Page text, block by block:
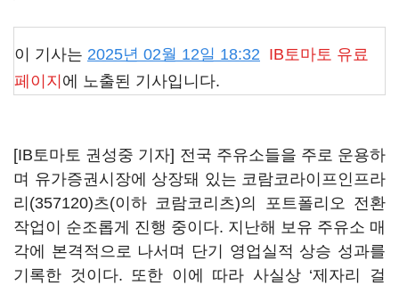
이 기사는 2025년 02월 12일 18:32 IB토마토 유료
페이지 에 노출된 기사입니다.
[IB토마토 권성중 기자] 전국 주유소들을 주로 운용하
며 유가증권시장에 상장돼 있는 코람코라이프인프라
리(357120)츠(이하 코람코리츠)의 포트폴리오 전환
작업이 순조롭게 진행 중이다. 지난해 보유 주유소 매
각에 본격적으로 나서며 단기 영업실적 상승 성과를
기록한 것이다. 또한 이에 따라 사실상 ‘제자리 걸